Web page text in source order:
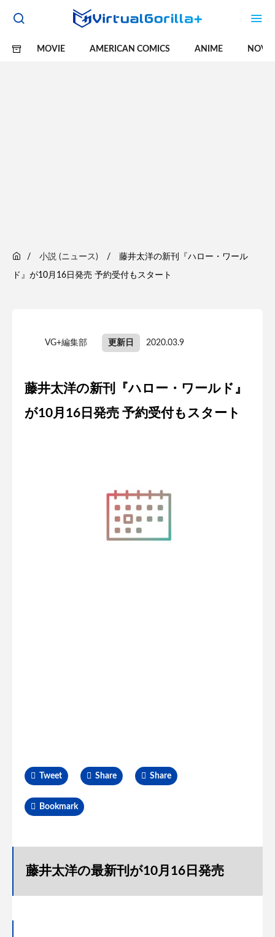
MOVIE AMERICAN COMICS ANIME
小説 (ニュース) 藤井太洋の新刊『ハロー・ワール
ド』が10月16日発売 予約受付もスタート
VG+編集部 更新日 2020.03.9
藤井太洋の新刊『ハロー・ワールド』
が10月16日発売 予約受付もスタート
Tweet Share Share
Bookmark
藤井太洋の最新刊が10月16日発売